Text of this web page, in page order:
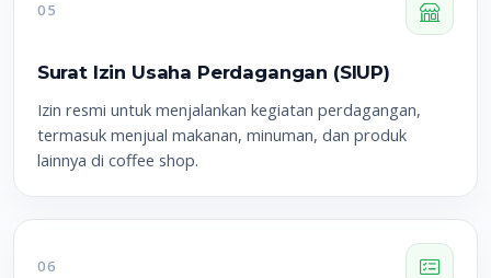
05
Surat Izin Usaha Perdagangan (SIUP)
Izin resmi untuk menjalankan kegiatan perdagangan,
termasuk menjual makanan, minuman, dan produk
lainnya di coffee shop.
06